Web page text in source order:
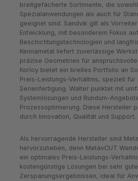
breitgefächerte Sortimente, die
Spezialanwendungen als auch für
geeignet sind. Sandvik gilt als
Entwicklung, mit besonderem Fokus auf
Beschichtungstechnologien und
Kennametal liefert zuverlässige
präzise Geometrien für anspruchsvolle
Korloy bietet ein breites Portfolio an
Preis-Leistungs-Verhältnis, speziell für
Serienfertigung. Walter punktet mit
Systemlösungen und Rundum-
Prozessoptimierung. Diese Hersteller
durch Innovation, Qualität und Support.
Als hervorragende Hersteller sind
hervorzuheben, denn MetavCUT
ein optimales Preis-Leistungs-
kostengünstige Lösungen bei sehr
Zerspanungsergebnissen, ideal für